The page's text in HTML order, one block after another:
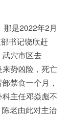
那是2022年2月
书记饶欣赶
穴市区去
势凶险，死亡
禁食一个月，
主任邓焱彪不
老由此对主治